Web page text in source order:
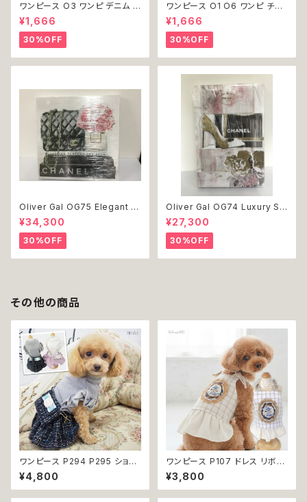
ワンピース O3 ワンピ デニム プ
リーツ レース 女の子 犬 犬服
小型 猫 服 洋服 ペット dog ド
ッグウェア おしゃれ かわいい 返
品交換不可
¥1,666
30%OFF
ワンピース O1 O6 ワンピ チュ
ール レース 花 フラワー 女の子
犬 犬服 小型 猫 服 洋服 ペット
dog ドッグウェア おしゃれ かわ
いい 返品交換不可
¥1,666
30%OFF
Oliver Gal OG75 Elegant E
ssentials Paris 絵 アート イ
ンテリア お祝い 贈り物 プレゼ
ント 結婚 新築 開店 周年 バー
スデイ 誕生日 ご褒美
¥34,300
30%OFF
Oliver Gal OG74 Luxury St
acked Shoes Rose Giftbo
x 絵 アート インテリア お祝い
贈り物 プレゼント 結婚 新築 開
店 周年 バースデイ 誕生日 ご褒
美
¥27,300
30%OFF
その他の商品
ワンピース P294 P295 ショル
ダーバッグ スカートツイード ス
カート フレア バック ピンク パー
プル ネイビー 犬 猫 ペット 犬服
¥4,800
ワンピース P107 ドレス リボン
チェック ハンドメイド ナチュラル
ドッグウェア ドッグウエア dog
犬 猫 ペット 服 犬の服 猫の服
¥3,800